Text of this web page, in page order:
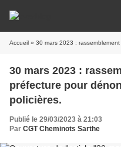
Accueil » 30 mars 2023 : rassemblement à 19h
30 mars 2023 :
préfecture pour
policières.
Publié le 29/03/2023 à 21:03
Par CGT Cheminots Sarthe